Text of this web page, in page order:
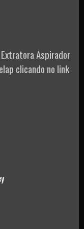
Aspirador
clicando no link